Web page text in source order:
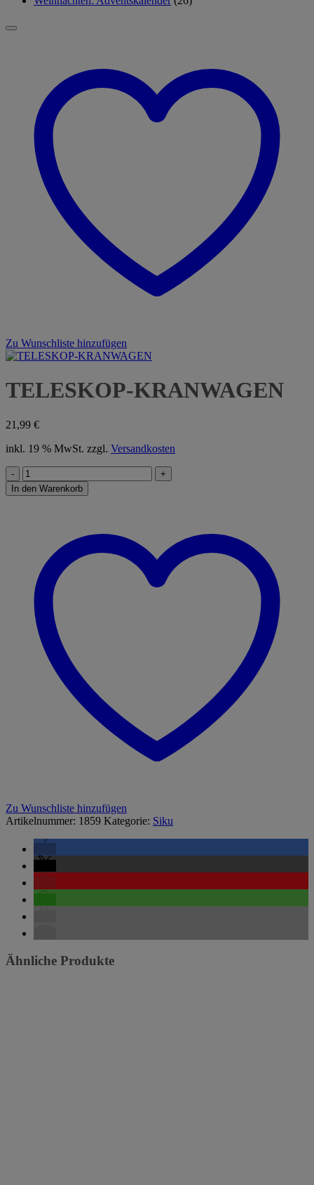
Zu Wunschliste hinzufügen
TELESKOP-KRANWAGEN
21,99 €
inkl. 19 % MwSt. zzgl. Versandkosten
TELESKOP-
KRANWAGEN
Menge
In den Warenkorb
Zu Wunschliste hinzufügen
Artikelnummer: 1859 Kategorie: Siku
Ähnliche Produkte